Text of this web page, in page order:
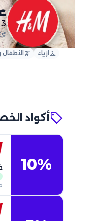
3 كود نشط • وفر حتى 50%
update
checkroom ازياء stroller
local_offerأكواد
10%